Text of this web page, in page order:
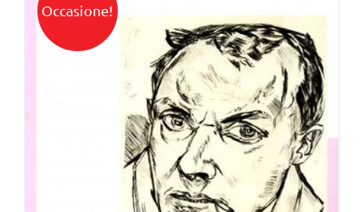
Occasione!